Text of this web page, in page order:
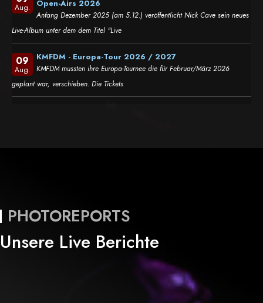
Aug. Open-Airs 2026
Anfang Dezember 2025 (am 5.12.) veröffentlicht Nick Cave sein neues
Live-Album unter dem dem Titel "Live
09
Aug.
KMFDM - Europa-Tour 2026 / 2027
KMFDM mussten ihre Europa-Tournee die für Februar/März 2026
geplant war, verschieben. Die Tickets
PHOTOREPORTS
Unsere Live Berichte